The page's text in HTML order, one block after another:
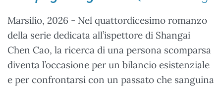
Marsilio, 2026 - Nel quattordicesimo romanzo
della serie dedicata all’ispettore di Shangai
Chen Cao, la ricerca di una persona scomparsa
diventa l’occasione per un bilancio esistenziale
e per confrontarsi con un passato che sanguina